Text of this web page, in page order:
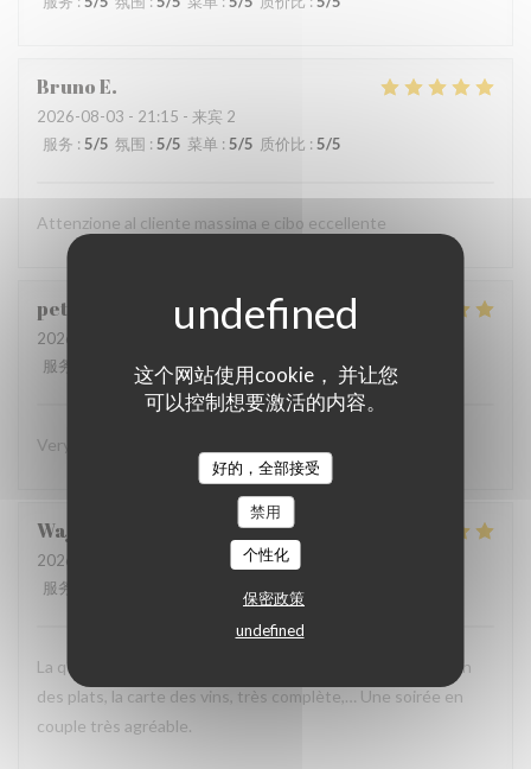
这个网站使用cookie， 并让您
可以控制想要激活的内容。
好的，全部接受
禁用
个性化
保密政策
undefined
BrunoE
2026-08-03 - 21:15 - 来宾 2
服务 : 5/5 氛围 : 5/5 菜单 : 5/5 质价比 : 5/5
Attenzione al cliente massima e cibo eccellente
peter
2026-08-03
服务
氛围: 4/5 菜单 :5/5 质价比
Very superior in every way! Eager to return!
Wajdi
2026-08-01
服务
/5 质价比
La qualité du service, l’amabilité de l’accueil, la présentation
des plats, la carte des vins, très complète,… Une soirée en
couple très agréable.